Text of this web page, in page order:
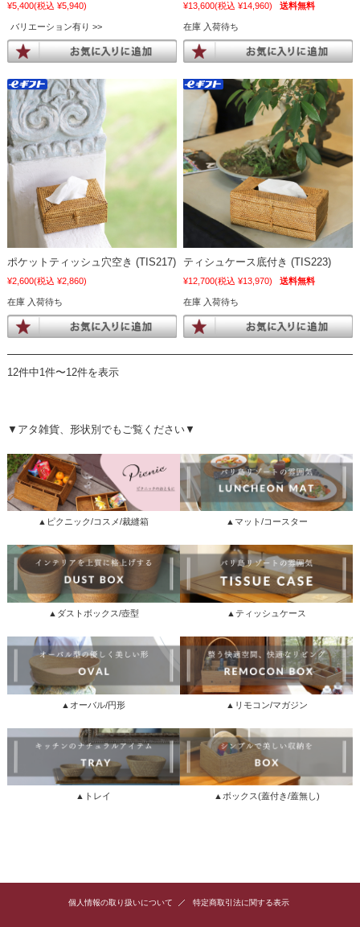
¥5,400(税込 ¥5,940)
バリエーション有り
¥13,600(税込 ¥14,960) 送料無料
在庫 入荷待ち
ポケットティッシュ穴空き (TIS217)
¥2,600(税込 ¥2,860)
在庫 入荷待ち
ティシュケース底付き (TIS223)
¥12,700(税込 ¥13,970) 送料無料
在庫 入荷待ち
12件中1件〜12件を表示
▼アタ雑貨、形状別でもご覧ください▼
▲ピクニック/コスメ/裁縫箱 ▲マット/コースター
▲ダストボックス/壺型 ▲ティッシュケース
▲オーバル/円形 ▲リモコン/マガジン
▲トレイ ▲ボックス(蓋付き/蓋無し)
個人情報の取り扱いについて 特定商取引法に関する表示